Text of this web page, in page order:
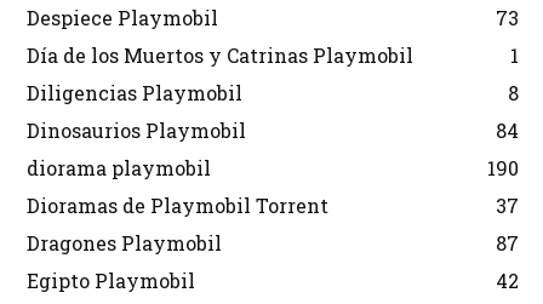
Despiece Playmobil
73
Día de los Muertos y Catrinas Playmobil
1
Diligencias Playmobil
8
Dinosaurios Playmobil
84
diorama playmobil
190
Dioramas de Playmobil Torrent
37
Dragones Playmobil
87
Egipto Playmobil
42